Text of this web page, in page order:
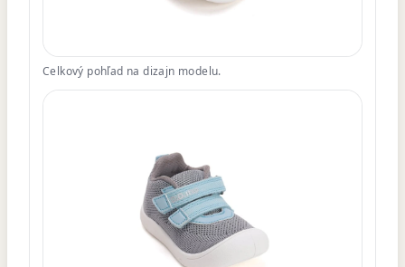
Celkový pohľad na dizajn modelu.